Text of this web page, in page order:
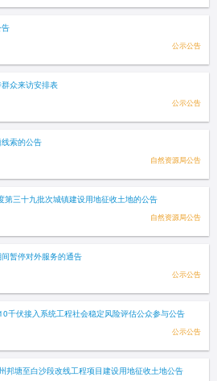
告
公示公告
众来访安排表
公示公告
索的公告
自然资源局公告
三十九批次城镇建设用地征收土地的公告
自然资源局公告
暂停对外服务的通告
公示公告
千伏接入系统工程社会稳定风险评估公众参与公告
公示公告
邦塘至白沙段改线工程项目建设用地征收土地公告